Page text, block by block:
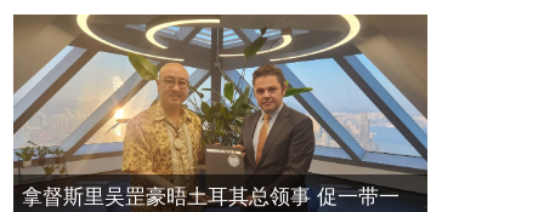
拿督斯里吴罡豪晤土耳其总领事 促一带一